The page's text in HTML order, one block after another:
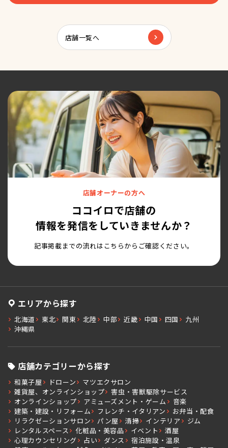
店舗一覧へ
店舗オーナーの方へ
ココイロで店舗の
情報を発信をしていきませんか？
記事掲載までの流れはこちらからご確認ください。
エリアから探す
北海道 東北 関東 北陸 中部 近畿 中国 四国
九州
沖縄県
店舗カテゴリーから探す
和菓子屋 ドローン
マツエクサロン
雑貨屋、オンラインショップ
害虫・害獣駆除サービス
オンラインショップ
アミューズメント・ゲーム
音楽
建築・建設・リフォーム
フレンチ・イタリアン
お弁当・配食
リラクゼーションサロン
パン屋 清掃 インテリア
ジム
レンタルスペース
化粧品・美容品 イベント
酒屋
心理カウンセリング
占い ダンス
宿泊施設・温泉